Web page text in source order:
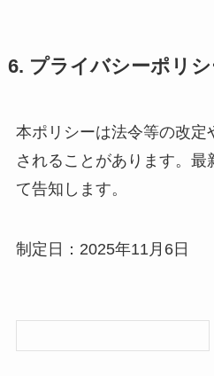
6. プライバシーポリ
本ポリシーは法令等の改定
されることがあります。最
て告知します。
制定日：2025年11月6日